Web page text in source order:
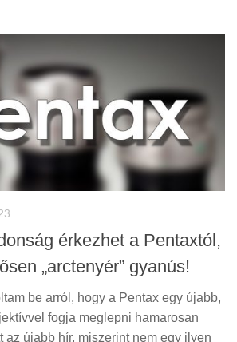
érkezhet a Pentaxtól,
„arctenyér” gyanús!
be arról, hogy a Pentax egy újabb,
fogja meglepni hamarosan
az újabb hír, miszerint nem egy ilyen